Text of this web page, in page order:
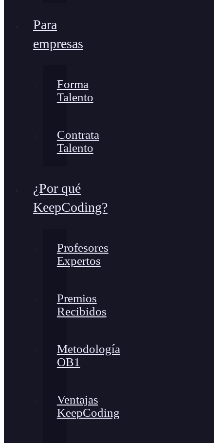
Para
empresas
Forma
Talento
Contrata
Talento
¿Por qué
KeepCoding?
Profesores
Expertos
Premios
Recibidos
Metodología
OB1
Ventajas
KeepCoding